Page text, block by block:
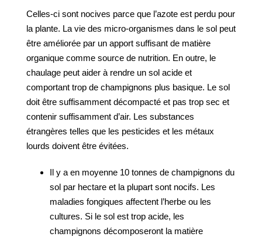
Celles-ci sont nocives parce que l’azote est perdu pour
la plante. La vie des micro-organismes dans le sol peut
être améliorée par un apport suffisant de matière
organique comme source de nutrition. En outre, le
chaulage peut aider à rendre un sol acide et
comportant trop de champignons plus basique. Le sol
doit être suffisamment décompacté et pas trop sec et
contenir suffisamment d’air. Les substances
étrangères telles que les pesticides et les métaux
lourds doivent être évitées.
Il y a en moyenne 10 tonnes de champignons du
sol par hectare et la plupart sont nocifs. Les
maladies fongiques affectent l’herbe ou les
cultures. Si le sol est trop acide, les
champignons décomposeront la matière